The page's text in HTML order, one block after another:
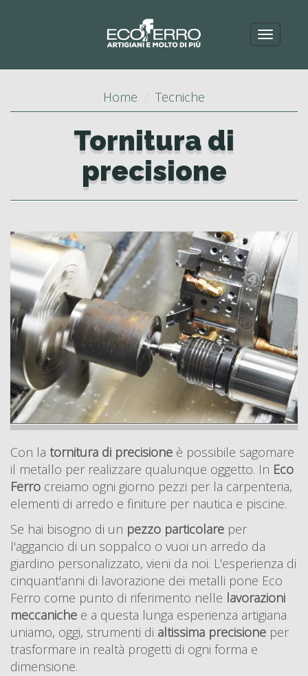
Toggle
Home Tecniche
Tornitura di
precisione
Con la tornitura di precisione è possibile sagomare
il metallo per realizzare qualunque oggetto. In Eco
Ferro creiamo ogni giorno pezzi per la carpenteria,
elementi di arredo e finiture per nautica e piscine.
Se hai bisogno di un pezzo particolare per
l'aggancio di un soppalco o vuoi un arredo da
giardino personalizzato, vieni da noi. L'esperienza di
cinquant'anni di lavorazione dei metalli pone Eco
Ferro come punto di riferimento nelle lavorazioni
meccaniche e a questa lunga esperienza artigiana
uniamo, oggi, strumenti di altissima precisione per
trasformare in realtà progetti di ogni forma e
dimensione.